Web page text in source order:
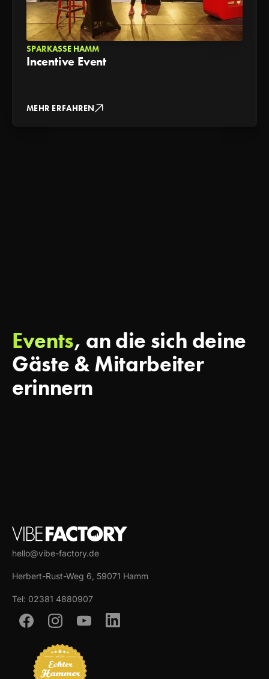
SPARKASSE HAMM
Incentive Event
MEHR ERFAHREN
Events, an die sich deine
Gäste & Mitarbeiter
erinnern
hello@vibe-factory.de
Herbert-Rust-Weg 6, 59071 Hamm
Tel: 02381 4880907